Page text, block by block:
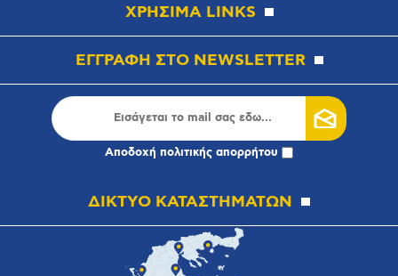
ΧΡΗΣΙΜΑ LINKS
ΕΓΓΡΑΦΗ ΣΤΟ NEWSLETTER
Αποδοχή πολιτικής απορρήτου
ΔΙΚΤΥΟ ΚΑΤΑΣΤΗΜΑΤΩΝ